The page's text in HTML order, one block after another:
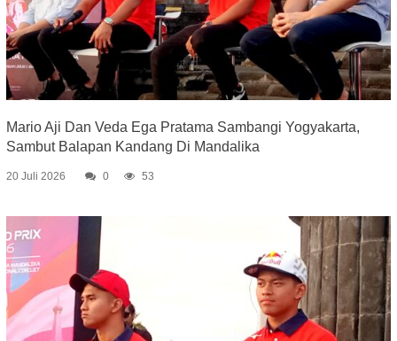
Mario Aji Dan Veda Ega Pratama Sambangi Yogyakarta,
Sambut Balapan Kandang Di Mandalika
20 Juli 2026 0 53